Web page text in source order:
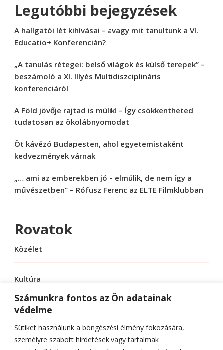
Számunkra fontos az Ön adatainak
védelme
Sütiket használunk a böngészési élmény fokozására,
személyre szabott hirdetések vagy tartalmak
Legutóbbi bejegyzések
A hallgatói lét kihívásai – avagy mit tanultunk a VI.
Educatio+ Konferencián?
„A tanulás rétegei: belső világok és külső terepek” –
beszámoló a XI. Illyés Multidiszciplináris
konferenciáról
A Föld jövője rajtad is múlik! – Így csökkentheted
tudatosan az ökolábnyomodat
Öt kávézó Budapesten, ahol egyetemistaként
kedvezmények várnak
„… ami az emberekben jó – elmúlik, de nem így a
művészetben” – Rófusz Ferenc az ELTE Filmklubban
Rovatok
Közélet
Kultúra
Sport
Tudomány